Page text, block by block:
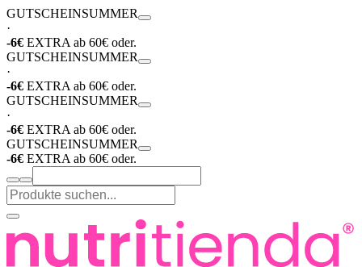
GUTSCHEINSUMMER
·
-6€ EXTRA ab 60€ oder.
GUTSCHEINSUMMER
·
-6€ EXTRA ab 60€ oder.
GUTSCHEINSUMMER
·
-6€ EXTRA ab 60€ oder.
GUTSCHEINSUMMER
-6€ EXTRA ab 60€ oder.